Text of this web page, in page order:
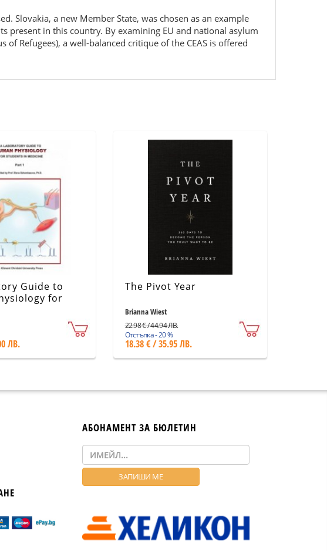
Slovakia, a new Member State, was chosen as an example
present in this country. By examining EU and national asylum
Refugees), a well-balanced critique of the CEAS is offered
Guide to
for
ЛВ.
The Pivot Year
Brianna Wiest
22.98 € / 44.94 ЛВ.
Отстъпка - 20 %
18.38 € / 35.95 ЛВ.
АБОНАМЕНТ ЗА БЮЛЕТИН